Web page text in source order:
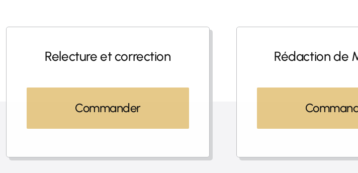
Relecture et correction
Commander
Rédaction de